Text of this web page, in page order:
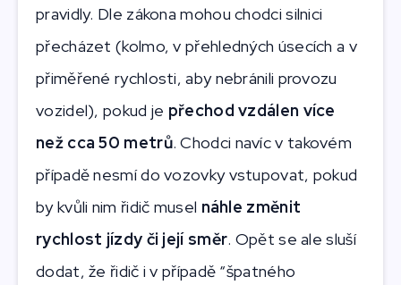
pravidly. Dle zákona mohou chodci silnici
přecházet (kolmo, v přehledných úsecích a v
přiměřené rychlosti, aby nebránili provozu
vozidel), pokud je přechod vzdálen více
než cca 50 metrů. Chodci navíc v takovém
případě nesmí do vozovky vstupovat, pokud
by kvůli nim řidič musel náhle změnit
rychlost jízdy či její směr. Opět se ale sluší
dodat, že řidič i v případě “špatného